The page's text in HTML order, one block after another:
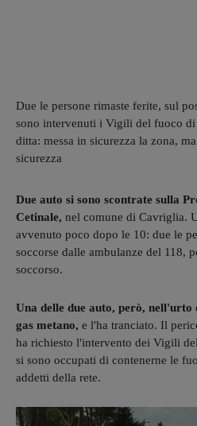
Due le persone rimaste ferite, sul
sono intervenuti i Vigili del fuoco
ditta: messa in sicurezza la zona,
sicurezza
Due auto si sono scontrate sulla
Cetinale, nel comune di Cavriglia.
avvenuto poco dopo le 10: due le
soccorse dalle ambulanze del 118,
soccorso.
Una delle due auto, però,
gas metano, e l'ha tranciato. Il
ha richiesto l'intervento dei Vigili
si sono occupati di contenerne le
addetti della rete.